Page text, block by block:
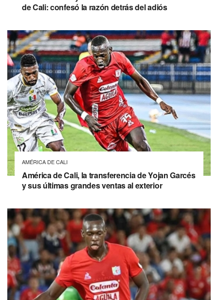
de Cali: confesó la razón detrás del adiós
AMÉRICA DE CALI
América de Cali, la transferencia de Yojan Garcés
y sus últimas grandes ventas al exterior